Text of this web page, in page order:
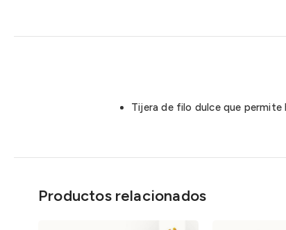
Tijera de filo dulce que
Productos relacionados